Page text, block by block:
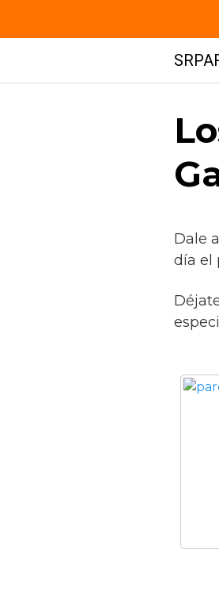
contenido
Dale
día el